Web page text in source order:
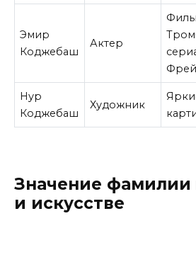
Эмир
Коджебаш
Актер
Нур
Коджебаш
Художник
Значение фамилии
и искусстве